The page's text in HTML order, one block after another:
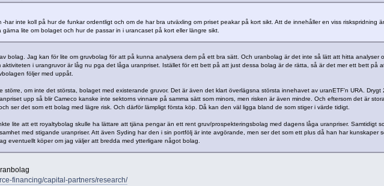
har inte koll på hur de funkar ordentligt och om de har bra utväxling om priset peakar på kort sikt. Att de innehåller en viss riskspridning
lite om bolaget och hur de passar in i urancaset på kort eller längre sikt.
bolag. Jag kan för lite om gruvbolag för att på kunna analysera dem på ett bra sätt. Och uranbolag är det inte så lätt att hitta analyser
aktiviteten i urangruvor är låg nu pga det låga uranpriset. Istället för ett bett på att just dessa bolag är de rätta, så är det mer ett bett på
följer med uppåt.
om inte det största, bolaget med existerande gruvor. Det är även det klart överlägsna största innehavet av uranETF’n URA. Drygt
upp så blir Cameco kanske inte sektorns vinnare på samma sätt som minors, men risken är även mindre. Och eftersom det är
ser det som ett bolag med lägre risk. Och därför lämpligt första köp. Då kan den väl ligga bland de som stiger i värde tidigt.
lite att ett royaltybolag skulle ha lättare att tjäna pengar än ett rent gruv/prospekteringsbolag med dagens låga uranpriser. Samtidigt
med stigande uranpriser. Att även Syding har den i sin portfölj är inte avgörande, men ser det som ett plus då han har kunskaper
eventuellt köper om jag väljer att bredda med ytterligare något bolag.
financing/capital-partners/research/